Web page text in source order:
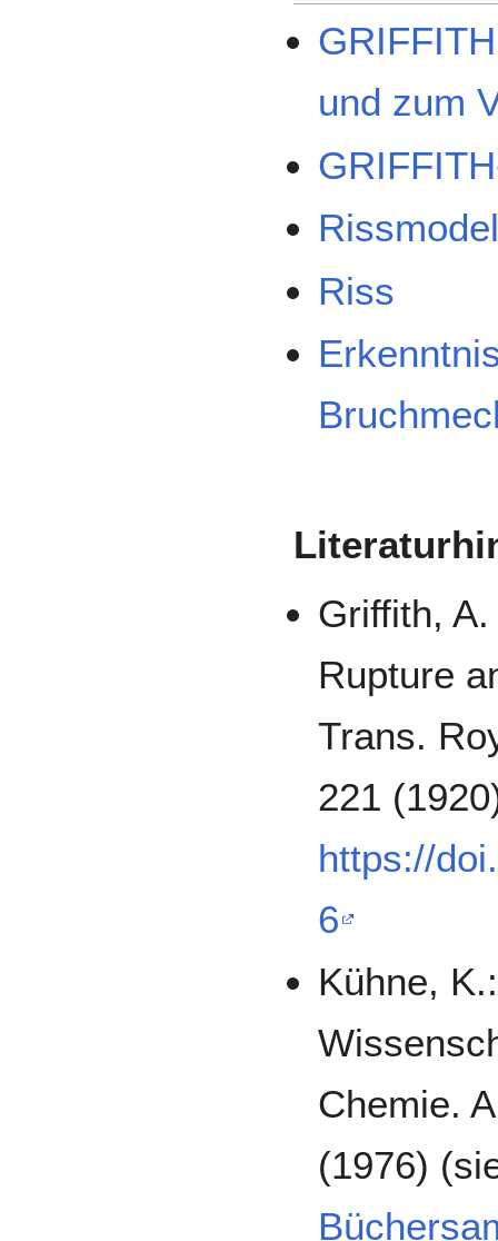
und zum
Riss
Griffith,
Rupture
Trans.
221
https://
6
Kühne,
Chemie.
(1976)